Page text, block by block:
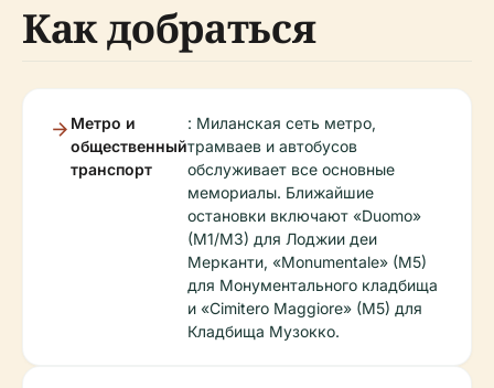
Как добраться
Метро и
общественный
транспорт
: Миланская сеть метро,
трамваев и автобусов
обслуживает все основные
мемориалы. Ближайшие
остановки включают «Duomo»
(M1/M3) для Лоджии деи
Мерканти, «Monumentale» (M5)
для Монументального кладбища
и «Cimitero Maggiore» (M5) для
Кладбища Музокко.